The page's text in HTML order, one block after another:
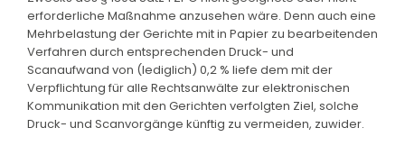
erforderliche Maßnahme anzusehen wäre. Denn auch eine
Mehrbelastung der Gerichte mit in Papier zu bearbeitenden
Verfahren durch entsprechenden Druck- und
Scanaufwand von (lediglich) 0,2 % liefe dem mit der
Verpflichtung für alle Rechtsanwälte zur elektronischen
Kommunikation mit den Gerichten verfolgten Ziel, solche
Druck- und Scanvorgänge künftig zu vermeiden, zuwider.